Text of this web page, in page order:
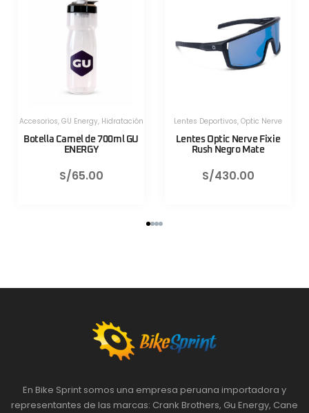
Herramientas,
Válvula CNC TLR Valve pro
S/ 130.00
Herramientas,
Válvula CNC TLR Valve pro
80mm Rojo Lezyne
S/ 130.00
En Bike Sprint somos una empresa peruana importadora y
representantes de las marcas: Crank Brothers, Gu Energy, Cane